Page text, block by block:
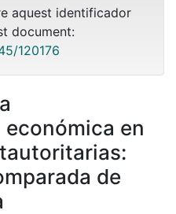
aquest identificador
document:
120176
en
de